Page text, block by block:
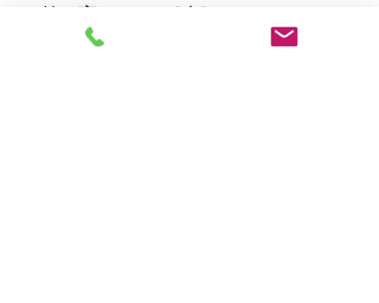
の前で育ちました('◇')ゞ